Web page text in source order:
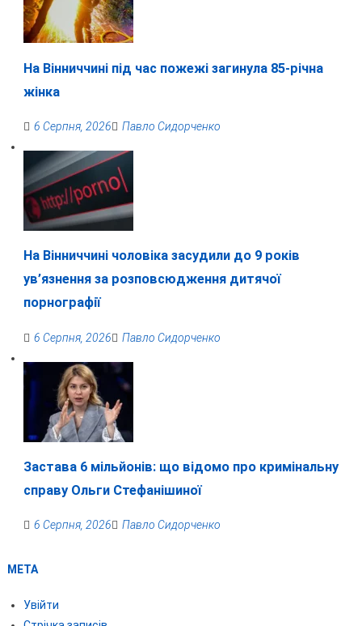
На Вінниччині під час пожежі загинула 85-річна
жінка
6 Серпня, 2026 Павло Сидорченко
На Вінниччині чоловіка засудили до 9 років
ув’язнення за розповсюдження дитячої
порнографії
6 Серпня, 2026 Павло Сидорченко
Застава 6 мільйонів: що відомо про кримінальну
справу Ольги Стефанішиної
6 Серпня, 2026 Павло Сидорченко
МЕТА
Увійти